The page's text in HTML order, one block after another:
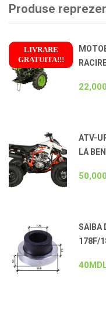
Produse
LIVRARE
GRATUITA!!!
!
22,000
ATV-
LA
50,000
SAIBA
178F/
40